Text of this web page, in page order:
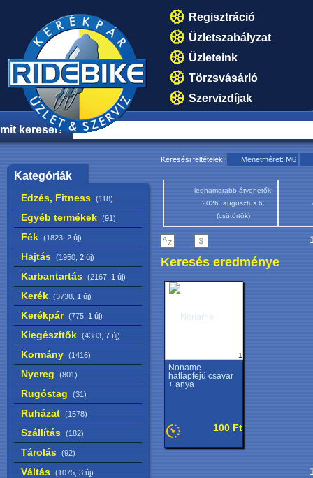
Regisztráció
Üzletszabályzat
Üzleteink
Törzsvásárló
Szervizdíjak
mit keresel?
Kategóriák
Edzés, Fitness (118)
Egyéb termékek (91)
Fék (1823, 2 új)
Hajtás (1950, 2 új)
Karbantartás (2167, 1 új)
Kerék (3738, 1 új)
Kerékpár (775, 1 új)
Kiegészítők (4383, 7 új)
Kormány (1416)
Nyereg (801)
Rugóstag (31)
Ruházat (1578)
Szállítás (182)
Tárolás (92)
Váltás (1075, 3 új)
Keresési feltételek: Menetméret: M6
leghamarabb átvehetők:
2026. augusztus 6.
(csütörtök)
Keresés eredménye
1
Noname
hatlapfejű csavar
+ anya
100 Ft